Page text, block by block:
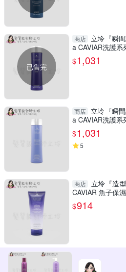
已售完
商店
立坽『瞬
a CAVIAR洗護
6
$1,031
商店
立坽『瞬
a CAVIAR洗護
7
$1,031
5
商店
立坽『造
CAVIAR 魚子保
$914